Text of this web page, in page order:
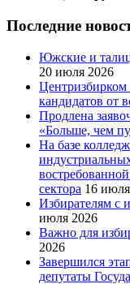
Последние
Южские и
20 июля 2026
Центризбирком
кандидатов от
Продлена
«Больше, чем
На базе
сектора 16
Избирателям с
июля 2026
Важно для
2026
Завершился
депутаты